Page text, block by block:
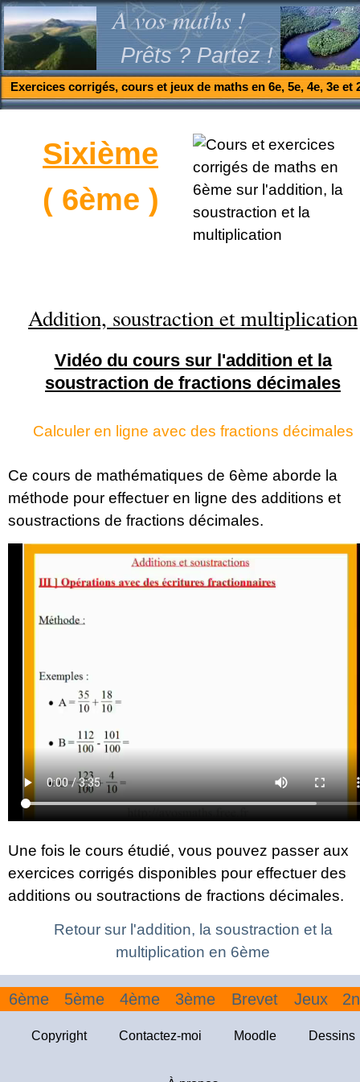
A vos maths !
Prêts ? Partez !
Exercices corrigés, cours et jeux de maths en 6e, 5e, 4e, 3e et
Sixième
( 6ème )
Addition, soustraction et multiplication
Vidéo du cours sur l'addition et la
soustraction de fractions décimales
Calculer en ligne avec des fractions décimales
Ce cours de mathématiques de 6ème aborde la
méthode pour effectuer en ligne des additions et
soustractions de fractions décimales.
Une fois le cours étudié, vous pouvez passer aux
exercices corrigés disponibles pour effectuer des
additions ou soutractions de fractions décimales.
Retour sur l'addition, la soustraction et la
multiplication en 6ème
6ème 5ème 4ème 3ème Brevet Jeux
Copyright Contactez-moi Moodle Dessins